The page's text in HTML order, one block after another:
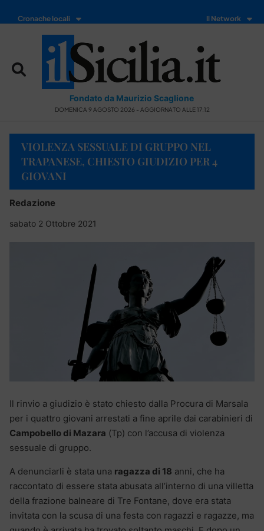
Cronache locali Il Network
Fondato da Maurizio Scaglione
DOMENICA 9 AGOSTO 2026 - AGGIORNATO ALLE 17:12
VIOLENZA SESSUALE DI GRUPPO NEL
TRAPANESE, CHIESTO GIUDIZIO PER 4
GIOVANI
Redazione
sabato 2 Ottobre 2021
Il rinvio a giudizio è stato chiesto dalla Procura di Marsala
per i quattro giovani arrestati a fine aprile dai carabinieri di
Campobello di Mazara (Tp) con l’accusa di violenza
sessuale di gruppo.
A denunciarli è stata una ragazza di 18 anni, che ha
raccontato di essere stata abusata all’interno di una villetta
della frazione balneare di Tre Fontane, dove era stata
invitata con la scusa di una festa con ragazzi e ragazze, ma